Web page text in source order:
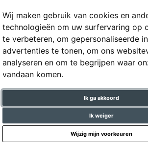
Wij maken gebruik van cookies en
technologieën om uw surfervaring op
te verbeteren, om gepersonaliseerde
advertenties te tonen, om ons
analyseren en om te begrijpen waar
vandaan komen.
Ik ga akkoord
Ik weiger
Wijzig mijn voorkeuren